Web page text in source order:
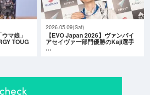
マ娘」
TOUG
2026.05.09(Sat)
【EVO Japan 2026】ヴァンパイ
アセイヴァー部門優勝のKaji選手
…